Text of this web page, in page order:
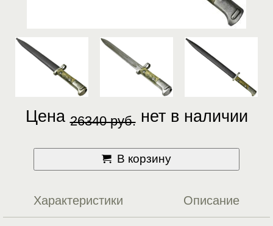
Цена 26340 руб. нет в наличии
В корзину
Характеристики Описание